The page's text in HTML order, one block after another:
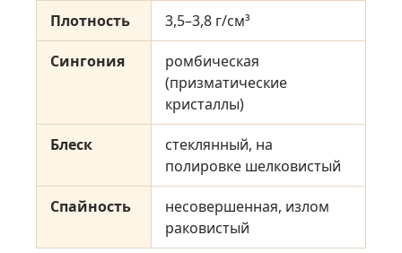
Плотность 3,5–3,8 г/см³
Сингония
ромбическая
(призматические
кристаллы)
Блеск
стеклянный, на
полировке шелковистый
Спайность
несовершенная, излом
раковистый